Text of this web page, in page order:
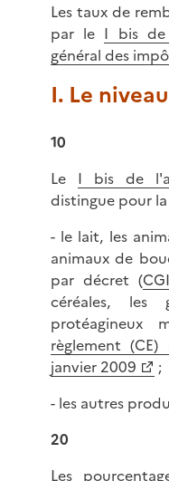
Les taux de
par le I bis
général des
I. Le
10
Le I bis de
distingue pour
- le lait, les
animaux de
par décret (
céréales, les
protéagineux
règlement
janvier 2009
;
- les autres
20
Les